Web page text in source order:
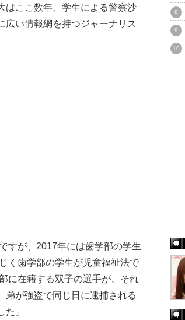
はここ数年、学生による警察沙
広い情報網を持つジャーナリス
すが、2017年には歯学部の学生
く歯学部の学生が児童福祉法で
に在籍する双子の選手が、それ
弟が強盗で同じ日に逮捕される
」